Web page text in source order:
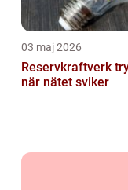
03 maj 2026
Reservkraftverk trygg el
när nätet sviker